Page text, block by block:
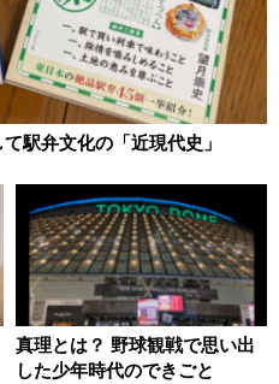
駅弁文化の「近現代史」
真理とは？ 野球観戦で思い出
した少年時代のできごと